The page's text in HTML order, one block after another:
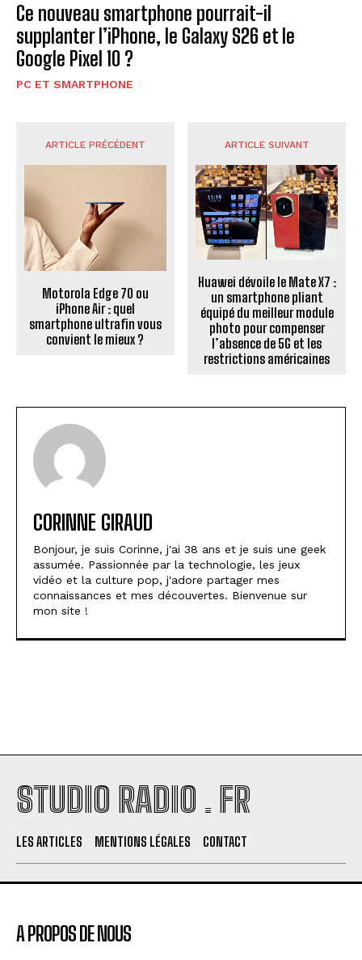
Ce nouveau smartphone pourrait-il
supplanter l’iPhone, le Galaxy S26 et le
Google Pixel 10 ?
PC ET SMARTPHONE
ARTICLE PRÉCÉDENT
Motorola Edge 70 ou
iPhone Air : quel
smartphone ultrafin vous
convient le mieux ?
ARTICLE SUIVANT
Huawei dévoile le Mate X7 :
un smartphone pliant
équipé du meilleur module
photo pour compenser
l’absence de 5G et les
restrictions américaines
CORINNE GIRAUD
Bonjour, je suis Corinne, j'ai 38 ans et je suis une geek
assumée. Passionnée par la technologie, les jeux
vidéo et la culture pop, j'adore partager mes
connaissances et mes découvertes. Bienvenue sur
mon site !
STUDIO RADIO . FR
LES ARTICLES MENTIONS LÉGALES CONTACT
A PROPOS DE NOUS